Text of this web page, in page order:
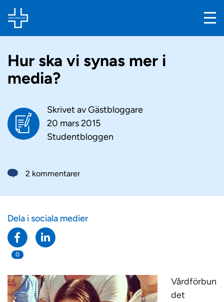
Hur ska vi synas mer i
media?
Skrivet avGästbloggare
20 mars 2015
Studentbloggen
2 kommentarer
Dela i sociala medier
0
Vårdförbun
det